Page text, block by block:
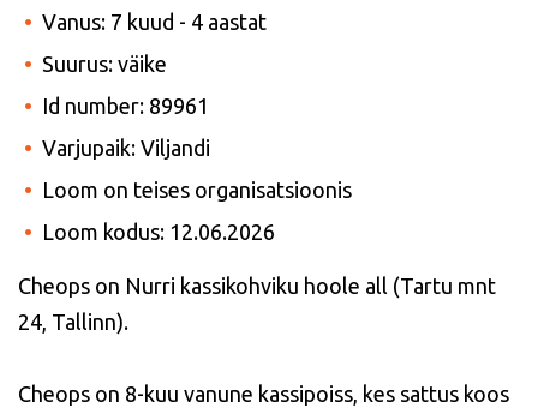
Vanus: 7 kuud - 4 aastat
Suurus: väike
Id number: 89961
Varjupaik: Viljandi
Loom on teises organisatsioonis
Loom kodus: 12.06.2026
Cheops on Nurri kassikohviku hoole all (Tartu mnt
24, Tallinn).
Cheops on 8-kuu vanune kassipoiss, kes sattus koos